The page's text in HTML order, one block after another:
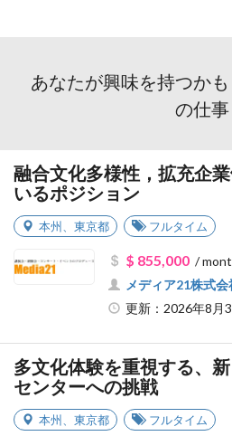
あなたが興味を持つか
の仕事
融合文化多様性，拡充企
いるポジション
本州 東京都 フルタイム
$ 855,000/
メディア21株式会
更新：2026年8月
多文化体験を重視する、
センターへの挑戦
本州 東京都 フルタイム